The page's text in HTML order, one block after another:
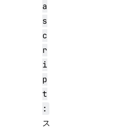
a
s
c
r
i
p
t
:
ス